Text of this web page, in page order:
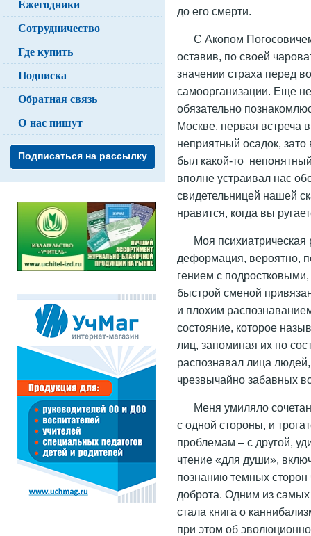
до его смерти.
С Акопом
оставив, по своей
значении страха перед
самоорганизации. Еще
обязательно
Москве, первая встреча
неприятный осадок,
был какой-то
вполне устраивал нас
свидетельницей нашей
нравится, когда вы
Моя
деформация, вероятно,
гением с
быстрой сменой
и плохим
состояние, которое
лиц, запоминая их по
распознавал лица
чрезвычайно забавных
Меня умиляло
с одной стороны, и
проблемам – с другой,
чтение «для души»,
познанию темных
доброта. Одним из
стала книга о
при этом об
Ежегодники
Сотрудничество
Где купить
Подписка
Обратная связь
О нас пишут
Подписаться на рассылку